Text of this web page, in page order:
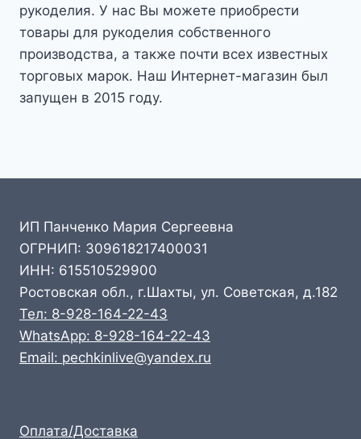
рукоделия. У нас Вы можете приобрести
товары для рукоделия собственного
производства, а также почти всех известных
торговых марок. Наш Интернет-магазин был
запущен в 2015 году.
ИП Панченко Мария Сергеевна
ОГРНИП: 309618217400031
ИНН: 615510529900
Ростовская обл., г.Шахты, ул. Советская, д.182
Тел: 8-928-164-22-43
WhatsApp: 8-928-164-22-43
Email: pechkinlive@yandex.ru
Оплата/Доставка